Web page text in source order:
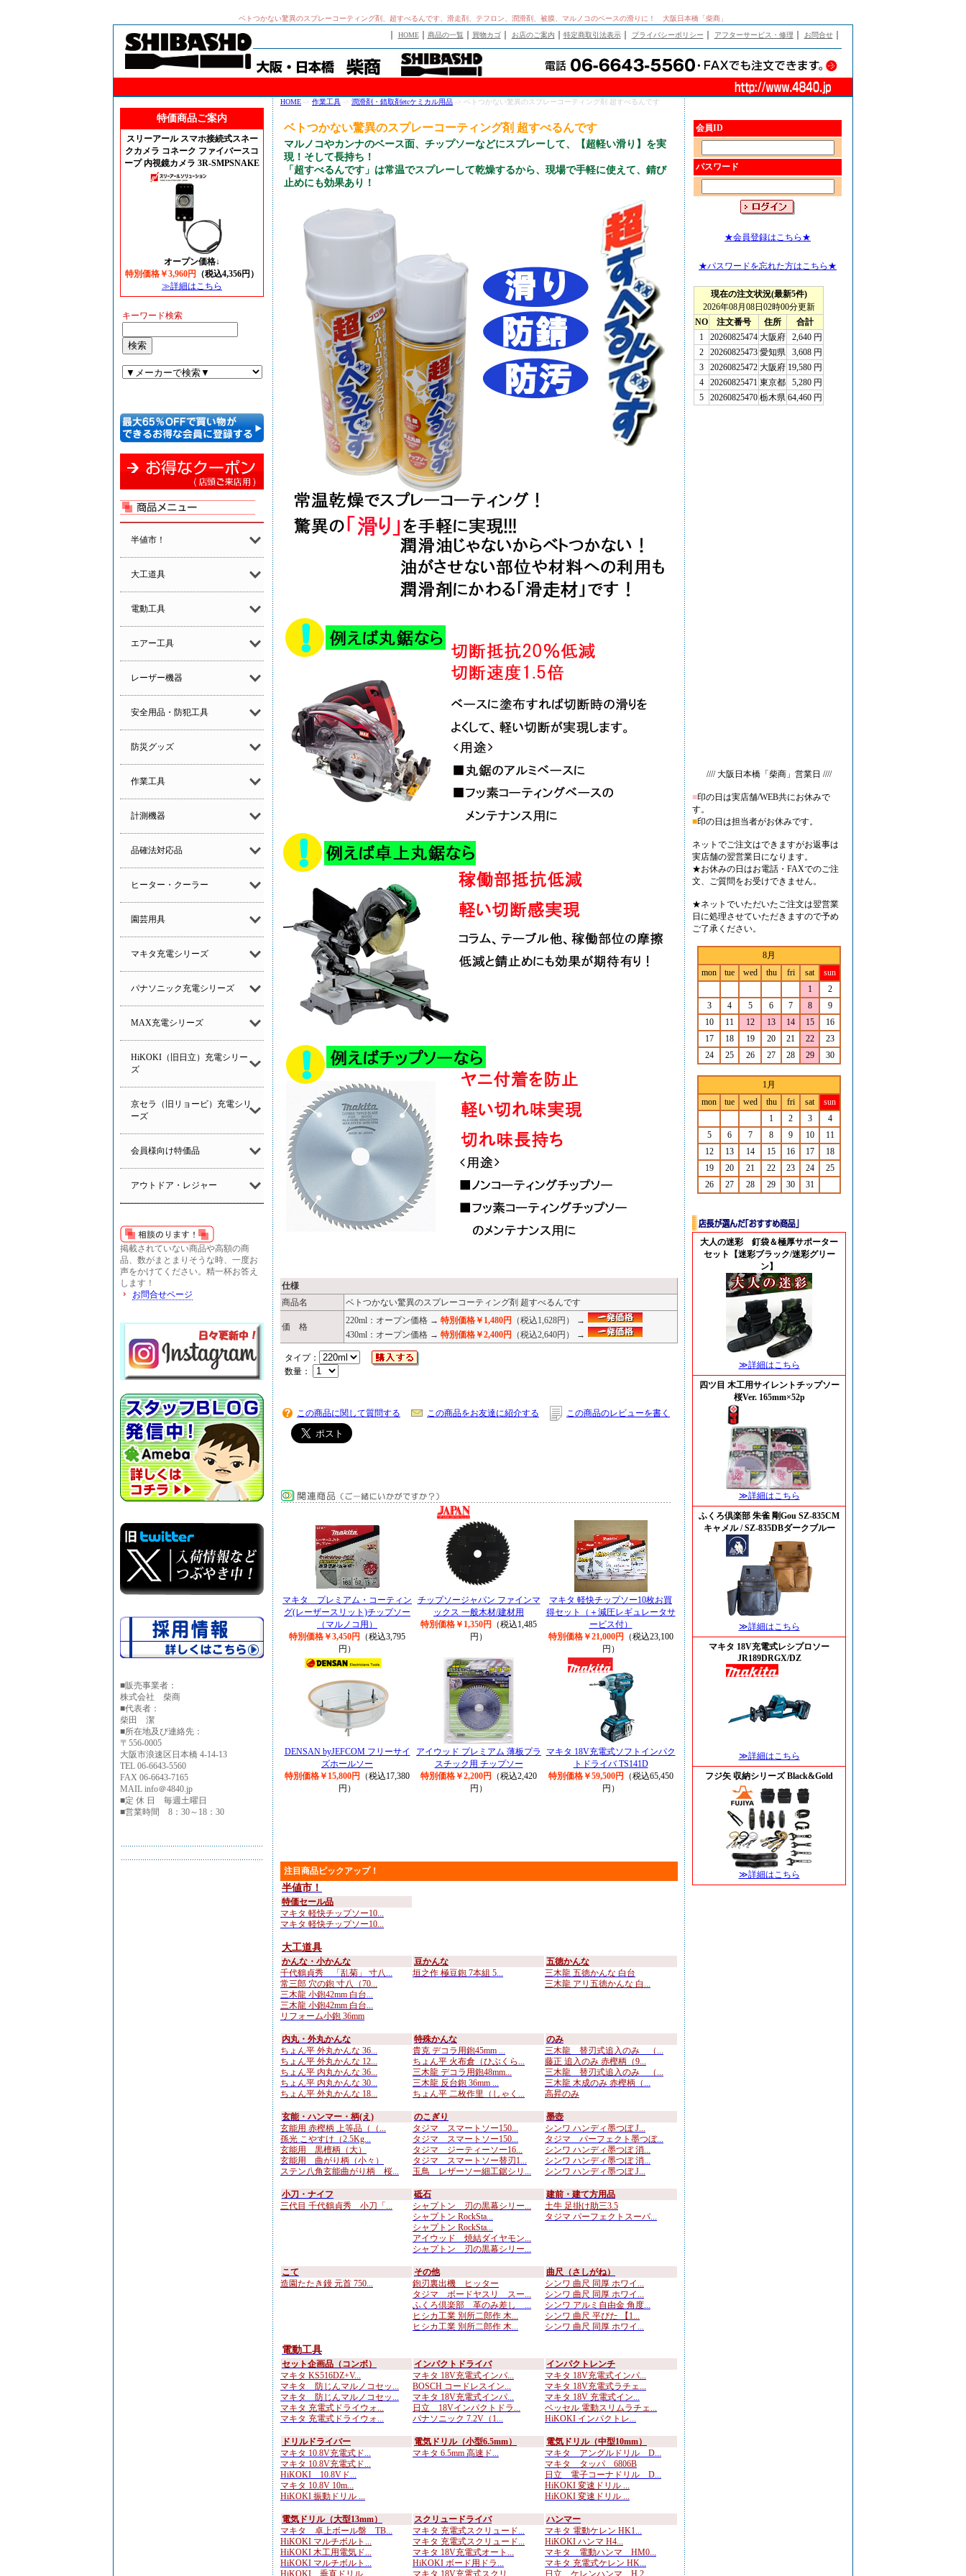
ベトつかない驚異のスプレーコーティング剤、超すべるんです、滑走剤、テフロン、潤滑剤、被膜、マルノコのベースの滑りに！ 大阪日本橋「柴商」
HOME｜ 商品の一覧 買物カゴ｜ お店のご案内 特定商取引法表示｜ プライバシーポリシー アフターサービス・修理 お問合せ｜
特価商品ご案内
スリーアール スマホ接続式スネー
クカメラ コネーク ファイバースコ
ープ 内視鏡カメラ 3R-SMPSNAKE
オープン価格↓
特別価格￥3,960円
（税込4,356円）
≫詳細はこちら
キーワード検索
半値市！
大工道具
電動工具
エアー工具
レーザー機器
安全用品・防犯工具
防災グッズ
作業工具
計測機器
品確法対応品
ヒーター・クーラー
園芸用具
マキタ充電シリーズ
パナソニック充電シリーズ
MAX充電シリーズ
HiKOKI（旧日立）充電シリー
ズ
京セラ（旧リョービ）充電シリ
ーズ
会員様向け特価品
アウトドア・レジャー
掲載されていない商品や高額の商
品、数がまとまりそうな時、一度お
声をかけてください。精一杯お答え
します！
お問合せページ
■販売事業者：
株式会社 柴商
■代表者：
柴田 潔
■所在地及び連絡先：
〒556-0005
大阪市浪速区日本橋 4-14-13
TEL 06-6643-5560
FAX 06-6643-7165
MAIL info＠4840.jp
■定 休 日 毎週土曜日
■営業時間 8：30～18：30
HOME -> 作業工具 -> 潤滑剤・錆取剤etcケミカル用品 -> ベトつかない驚異のスプレーコーティング剤 超すべるんです
ベトつかない驚異のスプレーコーティング剤 超すべるんです
マルノコやカンナのベース面、チップソーなどにスプレーして、【超軽い滑り】を実
現！そして長持ち！
「超すべるんです」は常温でスプレーして乾燥するから、現場で手軽に使えて、錆び
止めにも効果あり！
仕様
商品名
ベトつかない驚異のスプレーコーティング剤 超すべるんです
価 格
220ml：オープン価格 → 特別価格￥1,480円
（税込1,628円） →
430ml：オープン価格 → 特別価格￥2,400円 （税込2,640円） →
タイプ：
数量：
この商品に関して質問する この商品をお友達に紹介する この商品のレビューを書く
マキタ プレミアム・コーティン
グ(レーザースリット)チップソー
（マルノコ用）
特別価格￥3,450円
（税込3,795
円）
チップソージャパン ファインマ
ックス 一般木材/建材用
特別価格￥1,350円
（税込1,485
円）
マキタ 軽快チップソー10枚お買
得セット（＋減圧レギュレータサ
ービス付）
特別価格￥21,000円
（税込23,100
円）
DENSAN byJEFCOM フリーサイ
ズホールソー
特別価格￥15,800円
（税込17,380
円）
アイウッド プレミアム 薄板プラ
スチック用 チップソー
特別価格￥2,200円
（税込2,420
円）
マキタ 18V充電式ソフトインパク
トドライバ TS141D
特別価格￥59,500円
（税込65,450
円）
注目商品ピックアップ！
半値市！
特価セール品
マキタ 軽快チップソー10...
マキタ 軽快チップソー10...
大工道具
かんな・小かんな
千代鶴貞秀 「乱菊」 寸八...
常三郎 穴の鉋 寸八（70...
三木龍 小鉋42mm 白台...
三木龍 小鉋42mm 白台...
リフォーム小鉋 36mm
豆かんな
垣之作 極豆鉋 7本組 5...
五徳かんな
三木龍 五徳かんな 白台
三木龍 アリ五徳かんな 白...
内丸・外丸かんな
ちょん平 外丸かんな 36...
ちょん平 外丸かんな 12...
ちょん平 内丸かんな 36...
ちょん平 内丸かんな 30...
ちょん平 外丸かんな 18...
特殊かんな
貴克 デコラ用鉋45mm ...
ちょん平 火布倉（ひぶくら...
三木龍 デコラ用鉋48mm...
三木龍 反台鉋 36mm ...
ちょん平 二枚作里（しゃく...
のみ
三木龍 替刃式追入のみ （...
藤正 追入のみ 赤樫柄（9...
三木龍 替刃式追入のみ （...
三木龍 木成のみ 赤樫柄（...
高昇のみ
玄能・ハンマー・柄(え)
玄能用 赤樫柄 上等品（（...
孫光 こやすけ（2.5Kg...
玄能用 黒檀柄（大）
玄能用 曲がり柄（小々）
ステン八角玄能曲がり柄 桜...
のこぎり
タジマ スマートソー150...
タジマ スマートソー150...
タジマ ジーティーソー16...
タジマ スマートソー替刃1...
玉鳥 レザーソー細工鋸シリ...
墨壺
シンワ ハンディ墨つぼ J...
タジマ パーフェクト墨つぼ...
シンワ ハンディ墨つぼ 消...
シンワ ハンディ墨つぼ 消...
シンワ ハンディ墨つぼ J...
小刀・ナイフ
三代目 千代鶴貞秀 小刀「...
砥石
シャプトン 刃の黒幕シリー...
シャプトン RockSta...
シャプトン RockSta...
アイウッド 焼結ダイヤモン...
シャプトン 刃の黒幕シリー...
建前・建て方用品
土牛 足掛け助三3.5
タジマ パーフェクトスーパ...
こて
造園たたき鏝 元首 750...
その他
鉋刃裏出機 ヒッター
タジマ ボードヤスリ スー...
ふくろ倶楽部 革のみ差し ...
ヒシカ工業 別所二郎作 木...
ヒシカ工業 別所二郎作 木...
曲尺（さしがね）
シンワ 曲尺 同厚 ホワイ...
シンワ 曲尺 同厚 ホワイ...
シンワ アルミ自由金 角度...
シンワ 曲尺 平ぴた 【1...
シンワ 曲尺 同厚 ホワイ...
電動工具
セット企画品（コンボ）
マキタ KS516DZ+V...
マキタ 防じんマルノコセッ...
マキタ 防じんマルノコセッ...
マキタ 充電式ドライウォ...
マキタ 充電式ドライウォ...
インパクトドライバ
マキタ 18V充電式インパ...
BOSCH コードレスイン...
マキタ 18V充電式インパ...
日立 18Vインパクトドラ...
パナソニック 7.2V（1...
インパクトレンチ
マキタ 18V充電式インパ...
マキタ 18V充電式ラチェ...
マキタ 18V 充電式イン...
ベッセル 電動スリムラチェ...
HiKOKI インパクトレ...
ドリルドライバー
マキタ 10.8V充電式ド...
マキタ 10.8V充電式ド...
HiKOKI 10.8Vド...
マキタ 10.8V 10m...
HiKOKI 振動ドリル ...
電気ドリル（小型6.5mm）
マキタ 6.5mm 高速ド...
電気ドリル（中型10mm）
マキタ アングルドリル D...
マキタ タッパ 6806B
日立 電子コーナドリル D...
HiKOKI 変速ドリル ...
HiKOKI 変速ドリル ...
電気ドリル（大型13mm）
マキタ 卓上ボール盤 TB...
HiKOKI マルチボルト...
HiKOKI 木工用電気ド...
HiKOKI マルチボルト...
HiKOKI 垂直ドリル ...
スクリュードライバ
マキタ 充電式スクリュード...
マキタ 充電式スクリュード...
マキタ 18V充電式オート...
HiKOKI ボード用ドラ...
マキタ 18V充電式スクリ...
ハンマー
マキタ 電動ケレン HK1...
HiKOKI ハンマ H4...
マキタ 電動ハンマ HM0...
マキタ 充電式ケレン HK...
日立 ケレンハンマ H 2...
会員ID
パスワード
★会員登録はこちら★
★パスワードを忘れた方はこちら★
//// 大阪日本橋「柴商」営業日 ////
■印の日は実店舗/WEB共にお休みで
す。
■印の日は担当者がお休みです。
ネットでご注文はできますがお返事は
実店舗の翌営業日になります。
★お休みの日はお電話・FAXでのご注
文、ご質問をお受けできません。
★ネットでいただいたご注文は翌営業
日に処理させていただきますので予め
ご了承ください。
8月
mon
tue wed thu fri sat
sun
1
2
3
4 5 6 7 8
9
10
11 12 13 14 15
16
17
18 19 20 21 22
23
24
25 26 27 28 29 30
1月
mon
tue wed thu fri sat
sun
1
2 3
4
5
6 7 8 9 10
11
12
13 14 15 16 17
18
19
20 21 22 23 24
25
26
27 28 29 30 31
大人の迷彩 釘袋＆極厚サポーター
セット【迷彩ブラック/迷彩グリー
ン】
≫詳細はこちら
四ツ目 木工用サイレントチップソー
桜Ver. 165mm×52p
≫詳細はこちら
ふくろ倶楽部 朱雀 剛Gou SZ-835CM
キャメル / SZ-835DBダークブルー
≫詳細はこちら
マキタ 18V充電式レシプロソー
JR189DRGX/DZ
≫詳細はこちら
フジ矢 収納シリーズ Black&Gold
≫詳細はこちら